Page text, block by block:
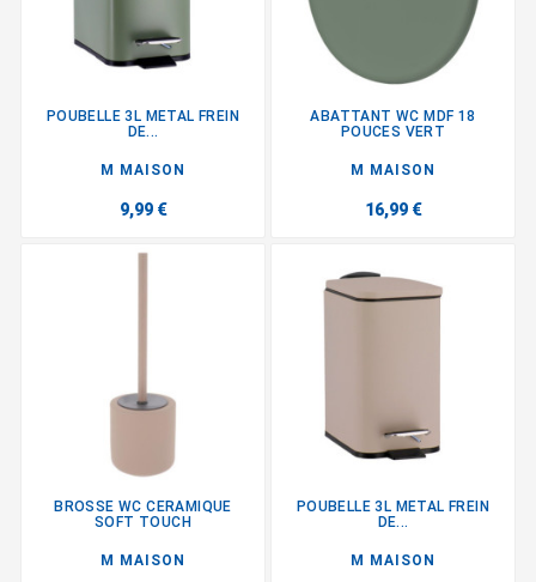
POUBELLE 3L METAL FREIN
DE...
M MAISON
9,99 €
ABATTANT WC MDF 18
POUCES VERT
M MAISON
16,99 €
BROSSE WC CERAMIQUE
SOFT TOUCH
M MAISON
POUBELLE 3L METAL FREIN
DE...
M MAISON